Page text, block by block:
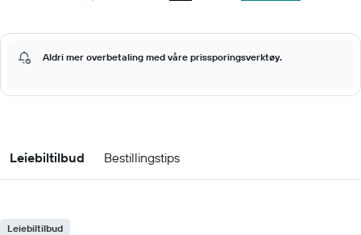
Aldri mer overbetaling med våre prissporingsverktøy.
Leiebiltilbud Bestillingstips
Leiebiltilbud